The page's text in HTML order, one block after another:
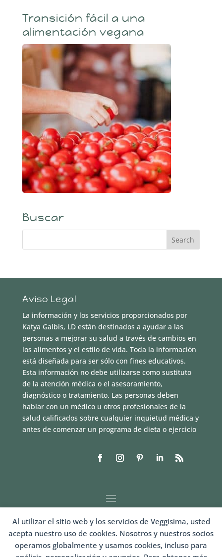
Al utilizar el sitio web y los servicios de Veggisima, usted
acepta nuestro uso de cookies. Nosotros y nuestros socios
operamos globalmente y usamos cookies, incluso para
Transición fácil a una
alimentación vegana
Buscar
Aviso Legal
La información y los servicios proporcionados por
Katya Galbis, LD están destinados a ayudar a las
personas a mejorar su salud a través de cambios en
los alimentos y el estilo de vida. Toda la información
está diseñada para ser sólo con fines educativos.
Esta información no debe utilizarse como sustituto
de la atención médica o el asesoramiento,
diagnóstico o tratamiento. Las personas deben
hablar con un médico u otros profesionales de la
salud calificados sobre cualquier inquietud médica y
antes de comenzar un programa de dieta o ejercicio